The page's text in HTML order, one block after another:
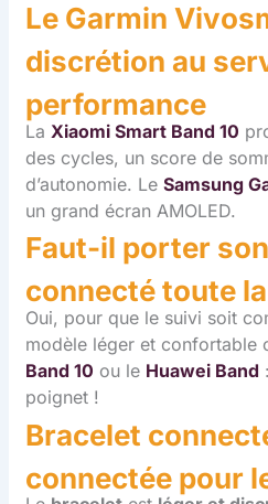
Le Garmin
discrétion au
performance
La Xiaomi Smart Band 10
des cycles, un score de
d’autonomie. LeSamsung
un grand écran AMOLED.
Faut-il porter
connecté toute
Oui, pour que le suivi soit
modèle léger et confortable
Band 10 ou le Huawei Band
poignet !
Bracelet
connectée pour